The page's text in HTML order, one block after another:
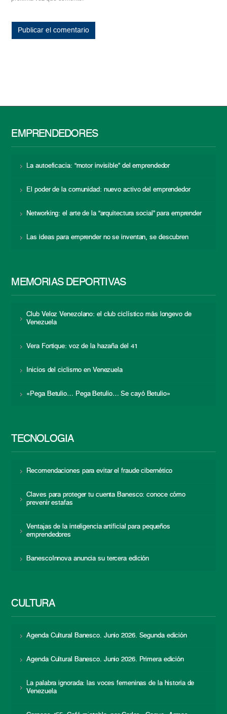
EMPRENDEDORES
La autoeficacia: “motor invisible” del emprendedor
El poder de la comunidad: nuevo activo del emprendedor
Networking: el arte de la “arquitectura social” para emprender
Las ideas para emprender no se inventan, se descubren
MEMORIAS DEPORTIVAS
Club Veloz Venezolano: el club ciclístico más longevo de
Venezuela
Vera Fortique: voz de la hazaña del 41
Inicios del ciclismo en Venezuela
«Pega Betulio… Pega Betulio… Se cayó Betulio»
TECNOLOGÍA
Recomendaciones para evitar el fraude cibernético
Claves para proteger tu cuenta Banesco: conoce cómo
prevenir estafas
Ventajas de la inteligencia artificial para pequeños
emprendedores
BanescoInnova anuncia su tercera edición
CULTURA
Agenda Cultural Banesco. Junio 2026. Segunda edición
Agenda Cultural Banesco. Junio 2026. Primera edición
La palabra ignorada: las voces femeninas de la historia de
Venezuela